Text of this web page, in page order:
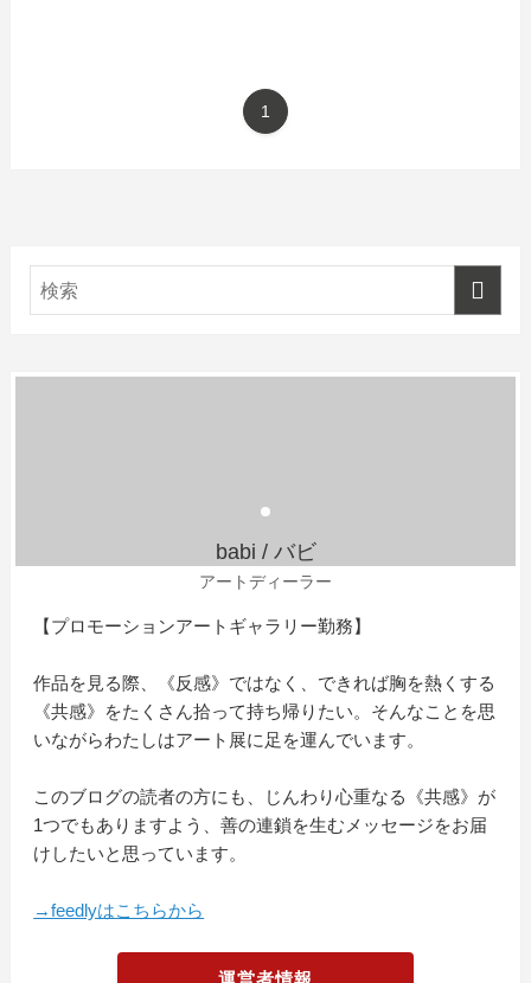
1
babi / バビ
アートディーラー
【プロモーションアートギャラリー勤務】
作品を見る際、《反感》ではなく、できれば胸を熱くする
《共感》をたくさん拾って持ち帰りたい。そんなことを思
いながらわたしはアート展に足を運んでいます。
このブログの読者の方にも、じんわり心重なる《共感》が
1つでもありますよう、善の連鎖を生むメッセージをお届
けしたいと思っています。
→feedlyはこちらから
運営者情報